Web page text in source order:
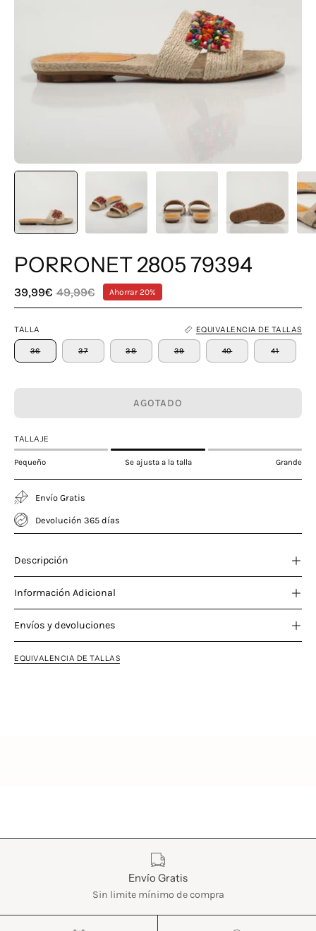
PORRONET 2805 79394
39,99€ 49,99€ Ahorrar20%
TALLA EQUIVALENCIA DE TALLAS
36 37 38 39 40 41
AGOTADO
TALLAJE
Pequeño Se ajusta a la talla Grande
Envío Gratis
Devolución 365 días
Descripción
Información Adicional
Envíos y devoluciones
EQUIVALENCIA DE TALLAS
Envío Gratis
Sin limite mínimo de compra